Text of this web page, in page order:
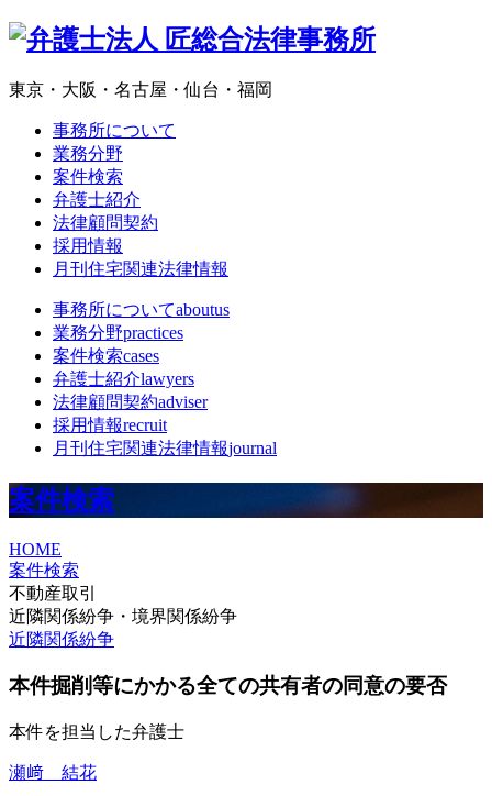
東京・大阪・名古屋・仙台・福岡
事務所について
業務分野
案件検索
弁護士紹介
法律顧問契約
採用情報
月刊住宅関連法律情報
事務所についてaboutus
業務分野practices
案件検索cases
弁護士紹介lawyers
法律顧問契約adviser
採用情報recruit
月刊住宅関連法律情報journal
案件検索
HOME
案件検索
不動産取引
近隣関係紛争・境界関係紛争
近隣関係紛争
本件掘削等にかかる全ての共有者の同意の要否
本件を担当した弁護士
瀬﨑 結花